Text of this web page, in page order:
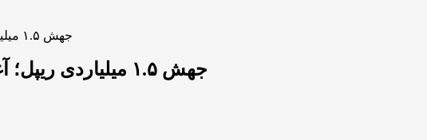
جهش ۱.۵ میلیاردی ریپل؛ آغاز رالی بزرگ آپتوبر یا انتقالی گذرا؟
جهش ۱.۵ میلیاردی ریپل؛ آغاز رالی بزرگ آپتوبر یا انتقالی گذرا؟